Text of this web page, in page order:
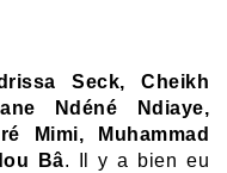
Seck, Cheikh
Ndéné Ndiaye,
Mimi, Muhammad
Bâ. Il y a bien eu